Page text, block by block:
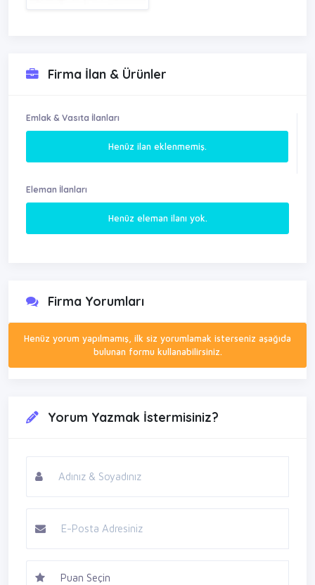
Firma İlan & Ürünler
Emlak & Vasıta İlanları
Henüz ilan eklenmemiş.
Eleman İlanları
Henüz eleman ilanı yok.
Firma Yorumları
Henüz yorum yapılmamış, ilk siz yorumlamak isterseniz aşağıda
bulunan formu kullanabilirsiniz.
Yorum Yazmak İstermisiniz?